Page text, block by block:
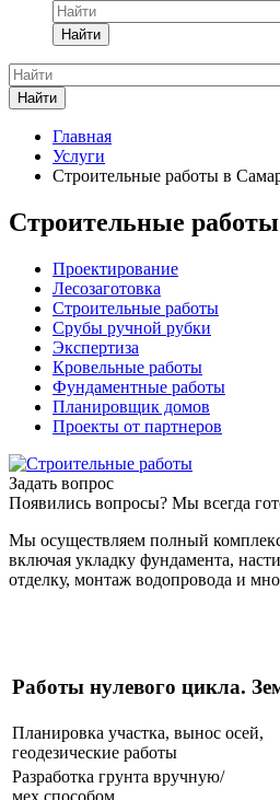
Найти
Найти
Главная
Услуги
Строительные работы в
Строительные
Проектирование
Лесозаготовка
Строительные работы
Срубы ручной рубки
Экспертиза
Кровельные работы
Фундаментные работы
Планировщик домов
Проекты от партнеров
Задать вопрос
Появились вопросы? Мы всегда
Мы осуществляем полный
включая укладку фундамента,
отделку, монтаж водопровода и
Работы нулевого цикла.
Планировка участка, вынос осей,
геодезические работы
Разработка грунта вручную/
мех.способом